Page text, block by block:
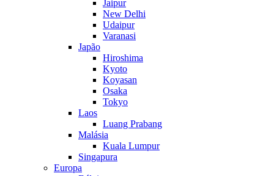
Jaipur
New Delhi
Udaipur
Varanasi
Japão
Hiroshima
Kyoto
Koyasan
Osaka
Tokyo
Laos
Luang Prabang
Malásia
Kuala Lumpur
Singapura
Europa